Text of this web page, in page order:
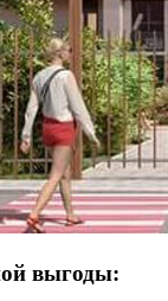
выгоды: